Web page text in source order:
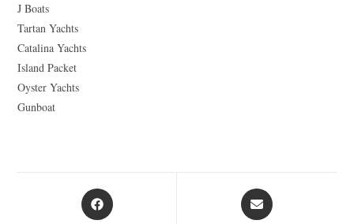
J Boats
Tartan Yachts
Catalina Yachts
Island Packet
Oyster Yachts
Gunboat
Opens
in
Opens
in